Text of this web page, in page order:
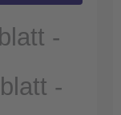
-
-